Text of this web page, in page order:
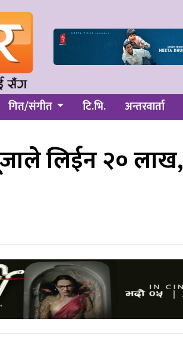
गित/संगीत टि.भि. अन्तरवार्ता
लिईन २० लाख,